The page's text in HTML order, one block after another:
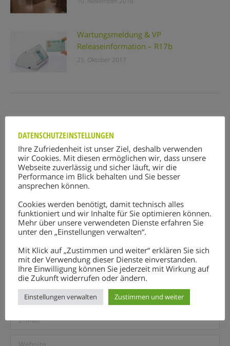
Wartungsmeldung & VP
Releaseinformation – R17b
25. Oktober 2017
Ihre E-Mail-Adresse wird nicht veröffentlicht. Pflichtfelder sind mit*
markiert.
Kommentar
Name *
Website
DATENSCHUTZEINSTELLUNGEN
Ihre Zufriedenheit ist unser Ziel, deshalb verwenden
wir Cookies. Mit diesen ermöglichen wir, dass unsere
Webseite zuverlässig und sicher läuft, wir die
Performance im Blick behalten und Sie besser
ansprechen können.
Cookies werden benötigt, damit technisch alles
funktioniert und wir Inhalte für Sie optimieren können.
Mehr über unsere verwendeten Dienste erfahren Sie
unter den „Einstellungen verwalten“.
Mit Klick auf „Zustimmen und weiter“ erklären Sie sich
mit der Verwendung dieser Dienste einverstanden.
Ihre Einwilligung können Sie jederzeit mit Wirkung auf
die Zukunft widerrufen oder ändern.
Einstellungen verwalten Zustimmen und weiter